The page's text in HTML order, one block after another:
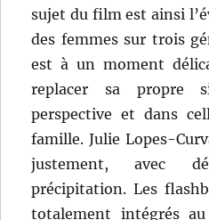
sujet du film est ainsi
des femmes sur trois
est à un moment
replacer sa propre
perspective et dans
famille. Julie Lopes-
justement, avec
précipitation. Les
totalement intégrés